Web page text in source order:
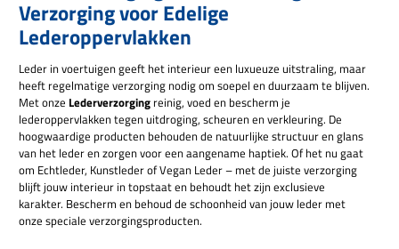
Verzorging voor Edelige
Lederoppervlakken
Leder in voertuigen geeft het interieur een luxueuze uitstraling, maar
heeft regelmatige verzorging nodig om soepel en duurzaam te blijven.
Met onze Lederverzorging reinig, voed en bescherm je
lederoppervlakken tegen uitdroging, scheuren en verkleuring. De
hoogwaardige producten behouden de natuurlijke structuur en glans
van het leder en zorgen voor een aangename haptiek. Of het nu gaat
om Echtleder, Kunstleder of Vegan Leder – met de juiste verzorging
blijft jouw interieur in topstaat en behoudt het zijn exclusieve
karakter. Bescherm en behoud de schoonheid van jouw leder met
onze speciale verzorgingsproducten.